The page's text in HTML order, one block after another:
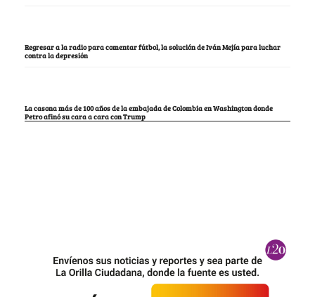
Regresar a la radio para comentar fútbol, la solución de Iván Mejía para luchar
contra la depresión
La casona más de 100 años de la embajada de Colombia en Washington donde
Petro afinó su cara a cara con Trump